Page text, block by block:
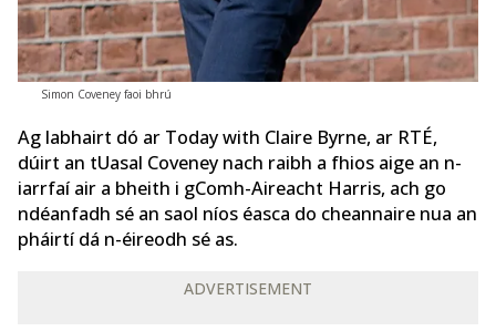
Simon Coveney faoi bhrú
Ag labhairt dó ar Today with Claire Byrne, ar RTÉ,
dúirt an tUasal Coveney nach raibh a fhios aige an n-
iarrfaí air a bheith i gComh-Aireacht Harris, ach go
ndéanfadh sé an saol níos éasca do cheannaire nua an
pháirtí dá n-éireodh sé as.
ADVERTISEMENT